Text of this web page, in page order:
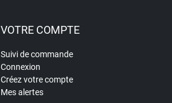
VOTRE COMPTE
Suivi de commande
Connexion
Créez votre compte
Mes alertes